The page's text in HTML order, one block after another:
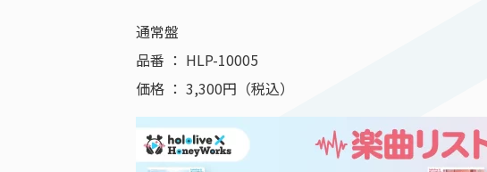
通常盤
品番 ： HLP-10005
価格 ： 3,300円（税込）